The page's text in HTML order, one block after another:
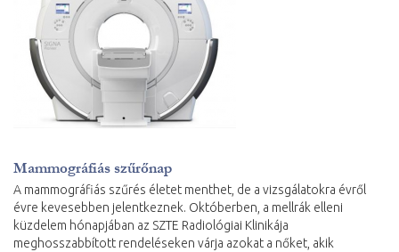
Mammográfiás szűrőnap
A mammográfiás szűrés életet menthet, de a vizsgálatokra évről
évre kevesebben jelentkeznek. Októberben, a mellrák elleni
küzdelem hónapjában az SZTE Radiológiai Klinikája
meghosszabbított rendeléseken várja azokat a nőket, akik